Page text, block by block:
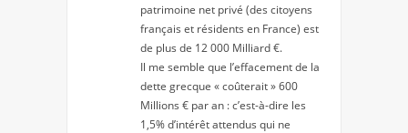
patrimoine net privé (des citoyens
français et résidents en France) est
de plus de 12 000 Milliard €.
Il me semble que l’effacement de la
dette grecque « coûterait » 600
Millions € par an : c’est-à-dire les
1,5% d’intérêt attendus qui ne